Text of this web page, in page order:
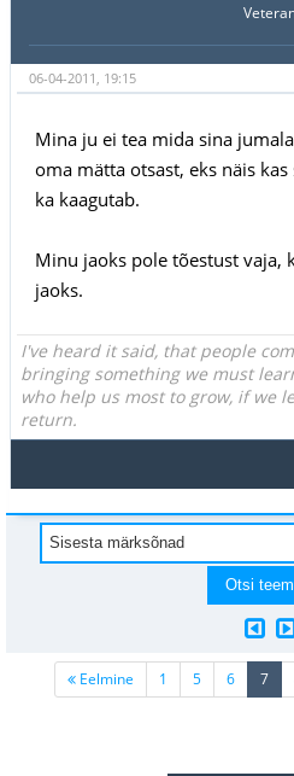
06-04-2011, 19:15
Mina ju ei tea mida sina
oma mätta otsast, eks näis
ka kaagutab.
Minu jaoks pole tõestust vaja,
jaoks.
I've heard it said, that people
bringing something we must
who help us most to grow, if we
return.
Eelmine 1 5 6 7